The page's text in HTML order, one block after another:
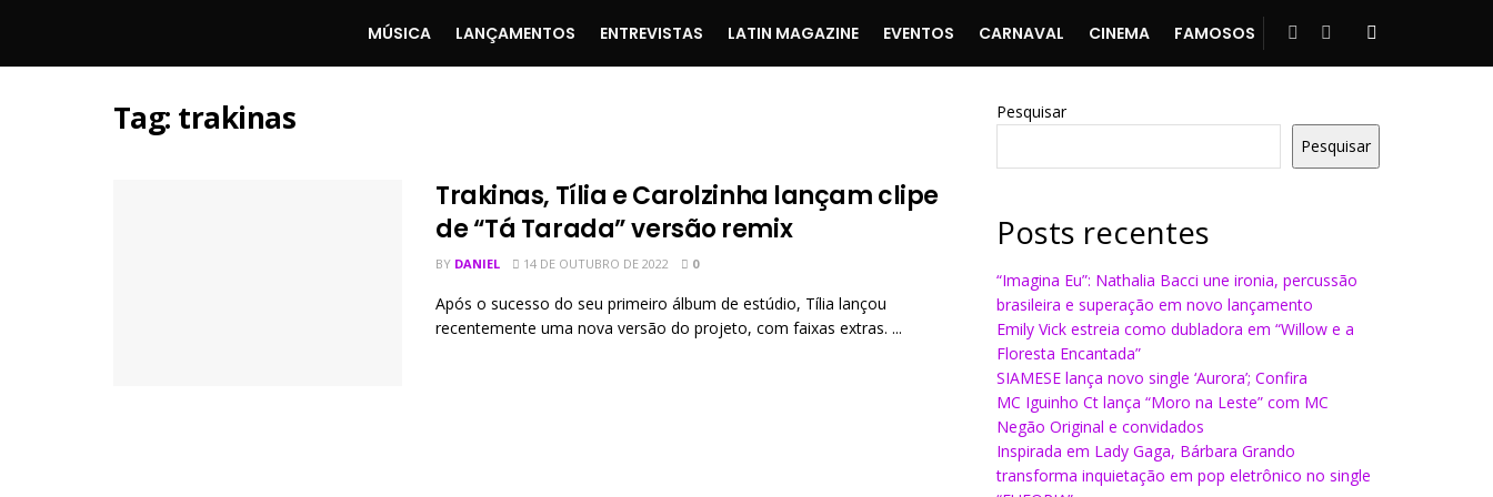
MÚSICA LANÇAMENTOS ENTREVISTAS LATIN MAGAZINE EVENTOS CARNAVAL CINEMA FAMOSOS
Tag: trakinas
Trakinas, Tília e Carolzinha lançam clipe
de “Tá Tarada” versão remix
BY DANIEL 14 DE OUTUBRO DE 2022 0
Após o sucesso do seu primeiro álbum de estúdio, Tília lançou
recentemente uma nova versão do projeto, com faixas extras. ...
Pesquisar
Pesquisar
Posts recentes
“Imagina Eu”: Nathalia Bacci une ironia, percussão
brasileira e superação em novo lançamento
Emily Vick estreia como dubladora em “Willow e a
Floresta Encantada”
SIAMESE lança novo single ‘Aurora’; Confira
MC Iguinho Ct lança “Moro na Leste” com MC
Negão Original e convidados
Inspirada em Lady Gaga, Bárbara Grando
transforma inquietação em pop eletrônico no single